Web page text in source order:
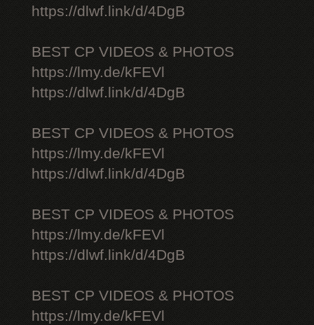
https://dlwf.link/d/4DgB
BEST CP VIDEOS & PHOTOS
https://lmy.de/kFEVl
https://dlwf.link/d/4DgB
BEST CP VIDEOS & PHOTOS
https://lmy.de/kFEVl
https://dlwf.link/d/4DgB
BEST CP VIDEOS & PHOTOS
https://lmy.de/kFEVl
https://dlwf.link/d/4DgB
BEST CP VIDEOS & PHOTOS
https://lmy.de/kFEVl